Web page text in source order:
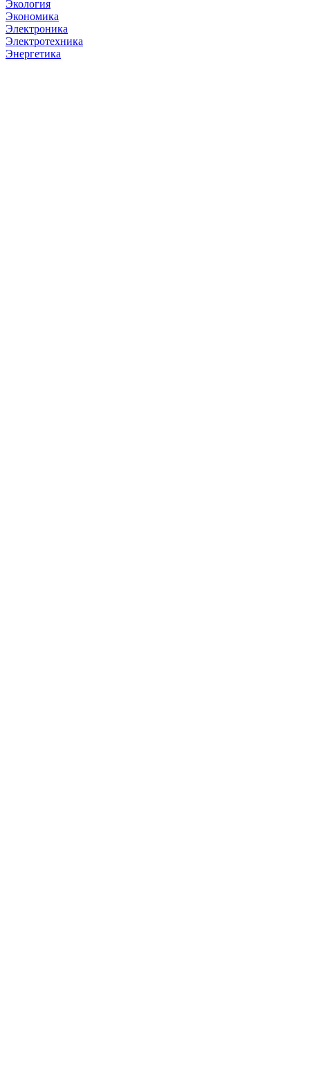
Экология
Экономика
Электроника
Электротехника
Энергетика